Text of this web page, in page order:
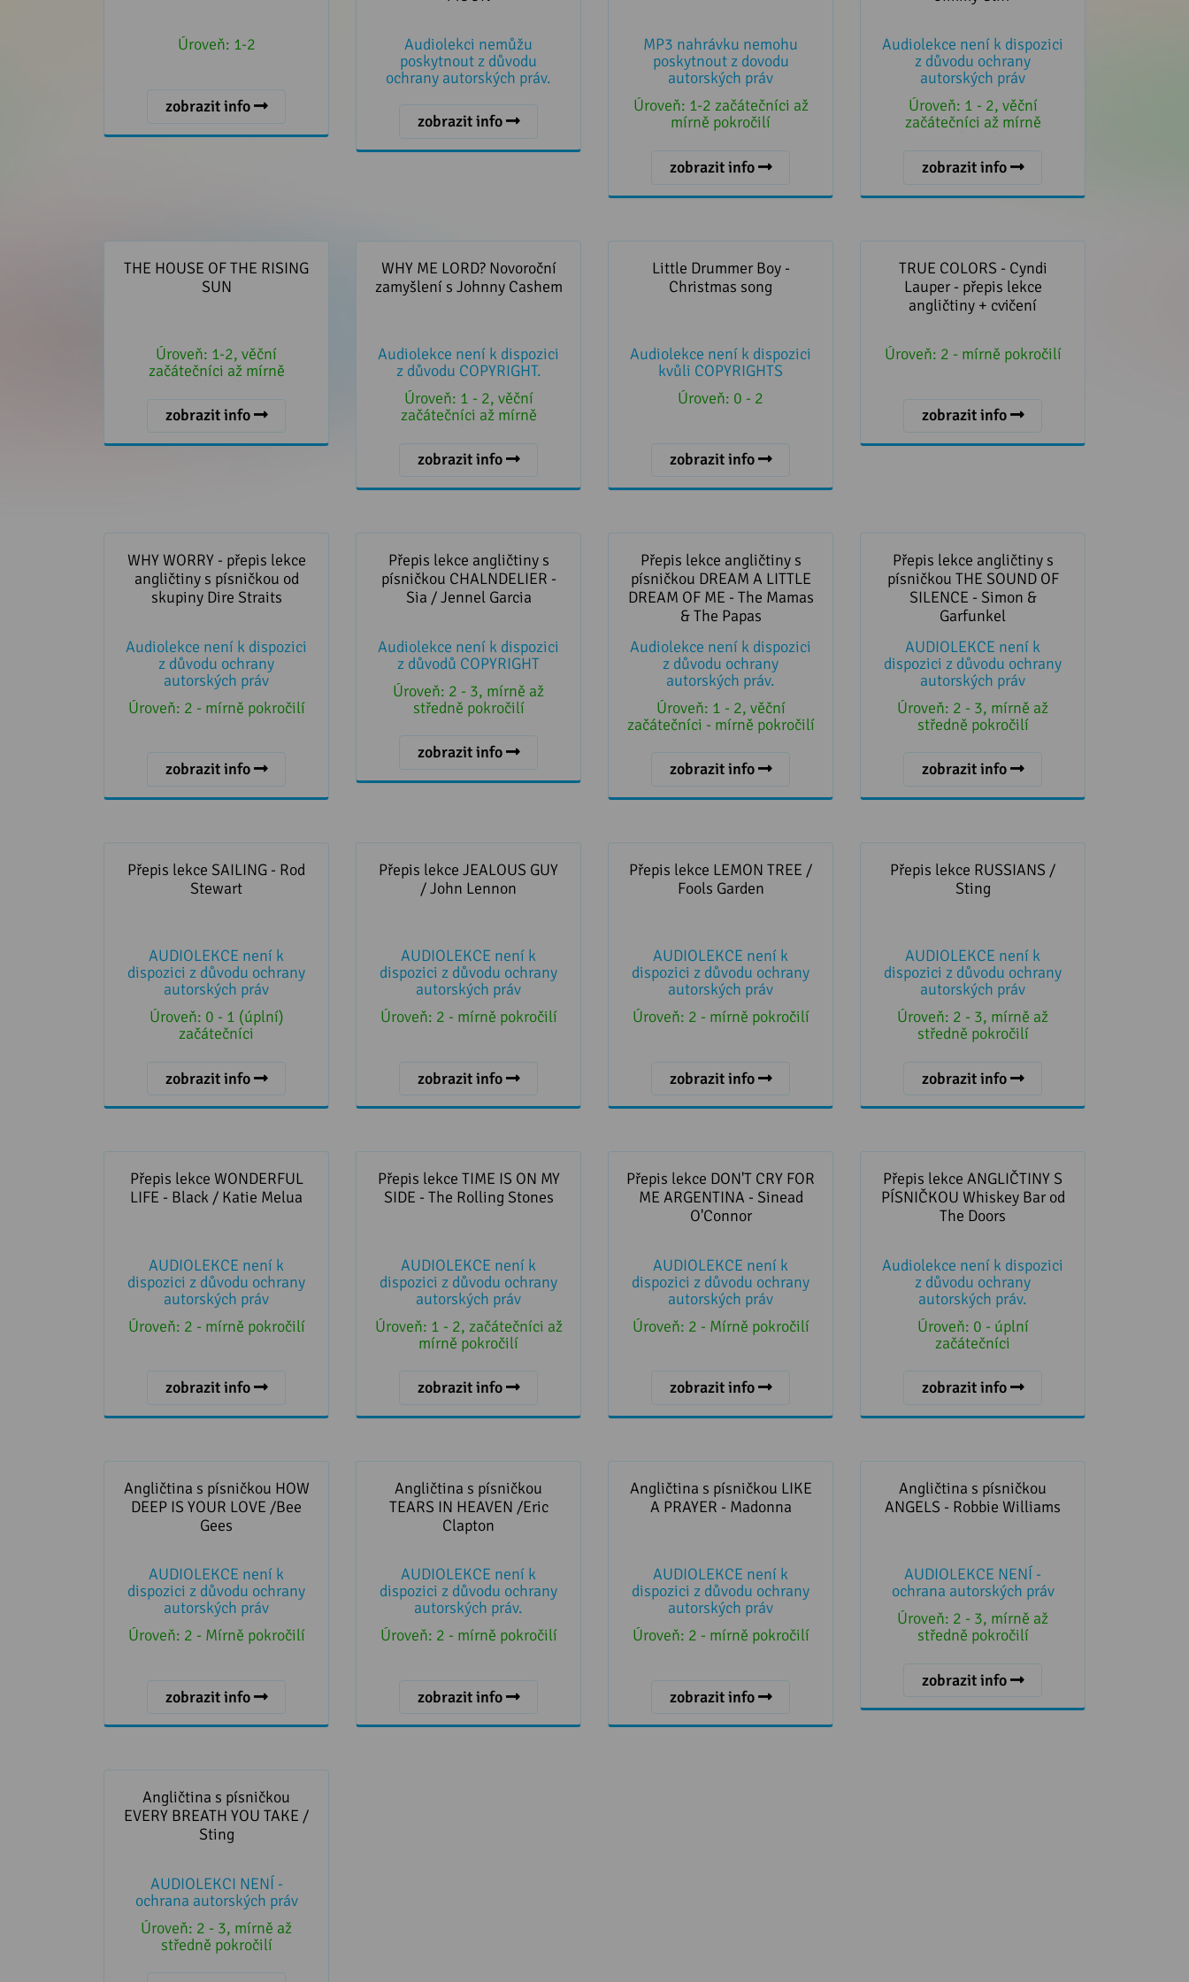
Úroveň: 1-2
zobrazit info
Audiolekci nemůžu
poskytnout z důvodu
ochrany autorských práv.
zobrazit info
MP3 nahrávku nemohu
poskytnout z dovodu
autorských práv
Úroveň: 1-2 začátečníci až
mírně pokročilí
zobrazit info
Audiolekce není k dispozici
z důvodu ochrany
autorských práv
Úroveň: 1 - 2, věční
začátečníci až mírně
zobrazit info
THE HOUSE OF THE RISING
SUN
Úroveň: 1-2, věční
začátečníci až mírně
zobrazit info
zamyšlení s Johnny Cashem
WHY ME LORD? Novoroční
zamyšlení s Johnny Cashem
Audiolekce není k dispozici
z důvodu COPYRIGHT.
Úroveň: 1 - 2, věční
začátečníci až mírně
zobrazit info
song
Little Drummer Boy -
Christmas song
Audiolekce není k dispozici
kvůli COPYRIGHTS
Úroveň: 0 - 2
zobrazit info
přepis lekce angličtiny + cvičení
TRUE COLORS - Cyndi
Lauper - přepis lekce
angličtiny + cvičení
Úroveň: 2 - mírně pokročilí
zobrazit info
angličtiny s písničkou od skupiny
Dire Straits
WHY WORRY - přepis lekce
angličtiny s písničkou od
skupiny Dire Straits
Audiolekce není k dispozici
z důvodu ochrany
autorských práv
Úroveň: 2 - mírně pokročilí
zobrazit info
písničkou CHALNDELIER - Sia /
Jennel Garcia
Přepis lekce angličtiny s
písničkou CHALNDELIER -
Sia / Jennel Garcia
Audiolekce není k dispozici
z důvodů COPYRIGHT
Úroveň: 2 - 3, mírně až
středně pokročilí
zobrazit info
písničkou DREAM A LITTLE
DREAM OF ME - The Mamas &
The Papas
Přepis lekce angličtiny s
písničkou DREAM A LITTLE
DREAM OF ME - The Mamas
& The Papas
Audiolekce není k dispozici
z důvodu ochrany
autorských práv.
Úroveň: 1 - 2, věční
začátečníci - mírně pokročilí
zobrazit info
písničkou THE SOUND OF
SILENCE - Simon & Garfunkel
Přepis lekce angličtiny s
písničkou THE SOUND OF
SILENCE - Simon &
Garfunkel
AUDIOLEKCE není k
dispozici z důvodu ochrany
autorských práv
Úroveň: 2 - 3, mírně až
středně pokročilí
zobrazit info
Stewart
Přepis lekce SAILING - Rod
Stewart
AUDIOLEKCE není k
dispozici z důvodu ochrany
autorských práv
Úroveň: 0 - 1 (úplní)
začátečníci
zobrazit info
John Lennon
Přepis lekce JEALOUS GUY
/ John Lennon
AUDIOLEKCE není k
dispozici z důvodu ochrany
autorských práv
Úroveň: 2 - mírně pokročilí
zobrazit info
Garden
Přepis lekce LEMON TREE /
Fools Garden
AUDIOLEKCE není k
dispozici z důvodu ochrany
autorských práv
Úroveň: 2 - mírně pokročilí
zobrazit info
Přepis lekce RUSSIANS /
Sting
AUDIOLEKCE není k
dispozici z důvodu ochrany
autorských práv
Úroveň: 2 - 3, mírně až
středně pokročilí
zobrazit info
Black / Katie Melua
Přepis lekce WONDERFUL
LIFE - Black / Katie Melua
AUDIOLEKCE není k
dispozici z důvodu ochrany
autorských práv
Úroveň: 2 - mírně pokročilí
zobrazit info
- The Rolling Stones
Přepis lekce TIME IS ON MY
SIDE - The Rolling Stones
AUDIOLEKCE není k
dispozici z důvodu ochrany
autorských práv
Úroveň: 1 - 2, začátečníci až
mírně pokročilí
zobrazit info
ARGENTINA - Sinead O'Connor
Přepis lekce DON'T CRY FOR
ME ARGENTINA - Sinead
O'Connor
AUDIOLEKCE není k
dispozici z důvodu ochrany
autorských práv
Úroveň: 2 - Mírně pokročilí
zobrazit info
PÍSNIČKOU Whiskey Bar od The
Doors
Přepis lekce ANGLIČTINY S
PÍSNIČKOU Whiskey Bar od
The Doors
Audiolekce není k dispozici
z důvodu ochrany
autorských práv.
Úroveň: 0 - úplní
začátečníci
zobrazit info
DEEP IS YOUR LOVE /Bee Gees
Angličtina s písničkou HOW
DEEP IS YOUR LOVE /Bee
Gees
AUDIOLEKCE není k
dispozici z důvodu ochrany
autorských práv
Úroveň: 2 - Mírně pokročilí
zobrazit info
HEAVEN /Eric Clapton
Angličtina s písničkou
TEARS IN HEAVEN /Eric
Clapton
AUDIOLEKCE není k
dispozici z důvodu ochrany
autorských práv.
Úroveň: 2 - mírně pokročilí
zobrazit info
PRAYER - Madonna
Angličtina s písničkou LIKE
A PRAYER - Madonna
AUDIOLEKCE není k
dispozici z důvodu ochrany
autorských práv
Úroveň: 2 - mírně pokročilí
zobrazit info
Robbie Williams
Angličtina s písničkou
ANGELS - Robbie Williams
AUDIOLEKCE NENÍ -
ochrana autorských práv
Úroveň: 2 - 3, mírně až
středně pokročilí
zobrazit info
BREATH YOU TAKE / Sting
Angličtina s písničkou
EVERY BREATH YOU TAKE /
Sting
AUDIOLEKCI NENÍ -
ochrana autorských práv
Úroveň: 2 - 3, mírně až
středně pokročilí